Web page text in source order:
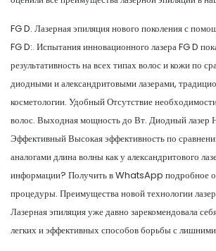
FG D. Лазерная эпиляция нового поколения с
FG D:. Испытания инновационного лазера FG D
результативность на всех типах волос и кожи по
диодными и александритовыми лазерами,
косметологии. Удобный Отсутствие
волос. Выходная мощность до Вт. Диодный
Эффективный Высокая эффективность по
аналогами длина волны как у александритового
информации? Получить в WhatsApp подробное
процедуры. Преимущества новой технологии
Лазерная эпиляция уже давно зарекомендовала
легких и эффективных способов борьбы с